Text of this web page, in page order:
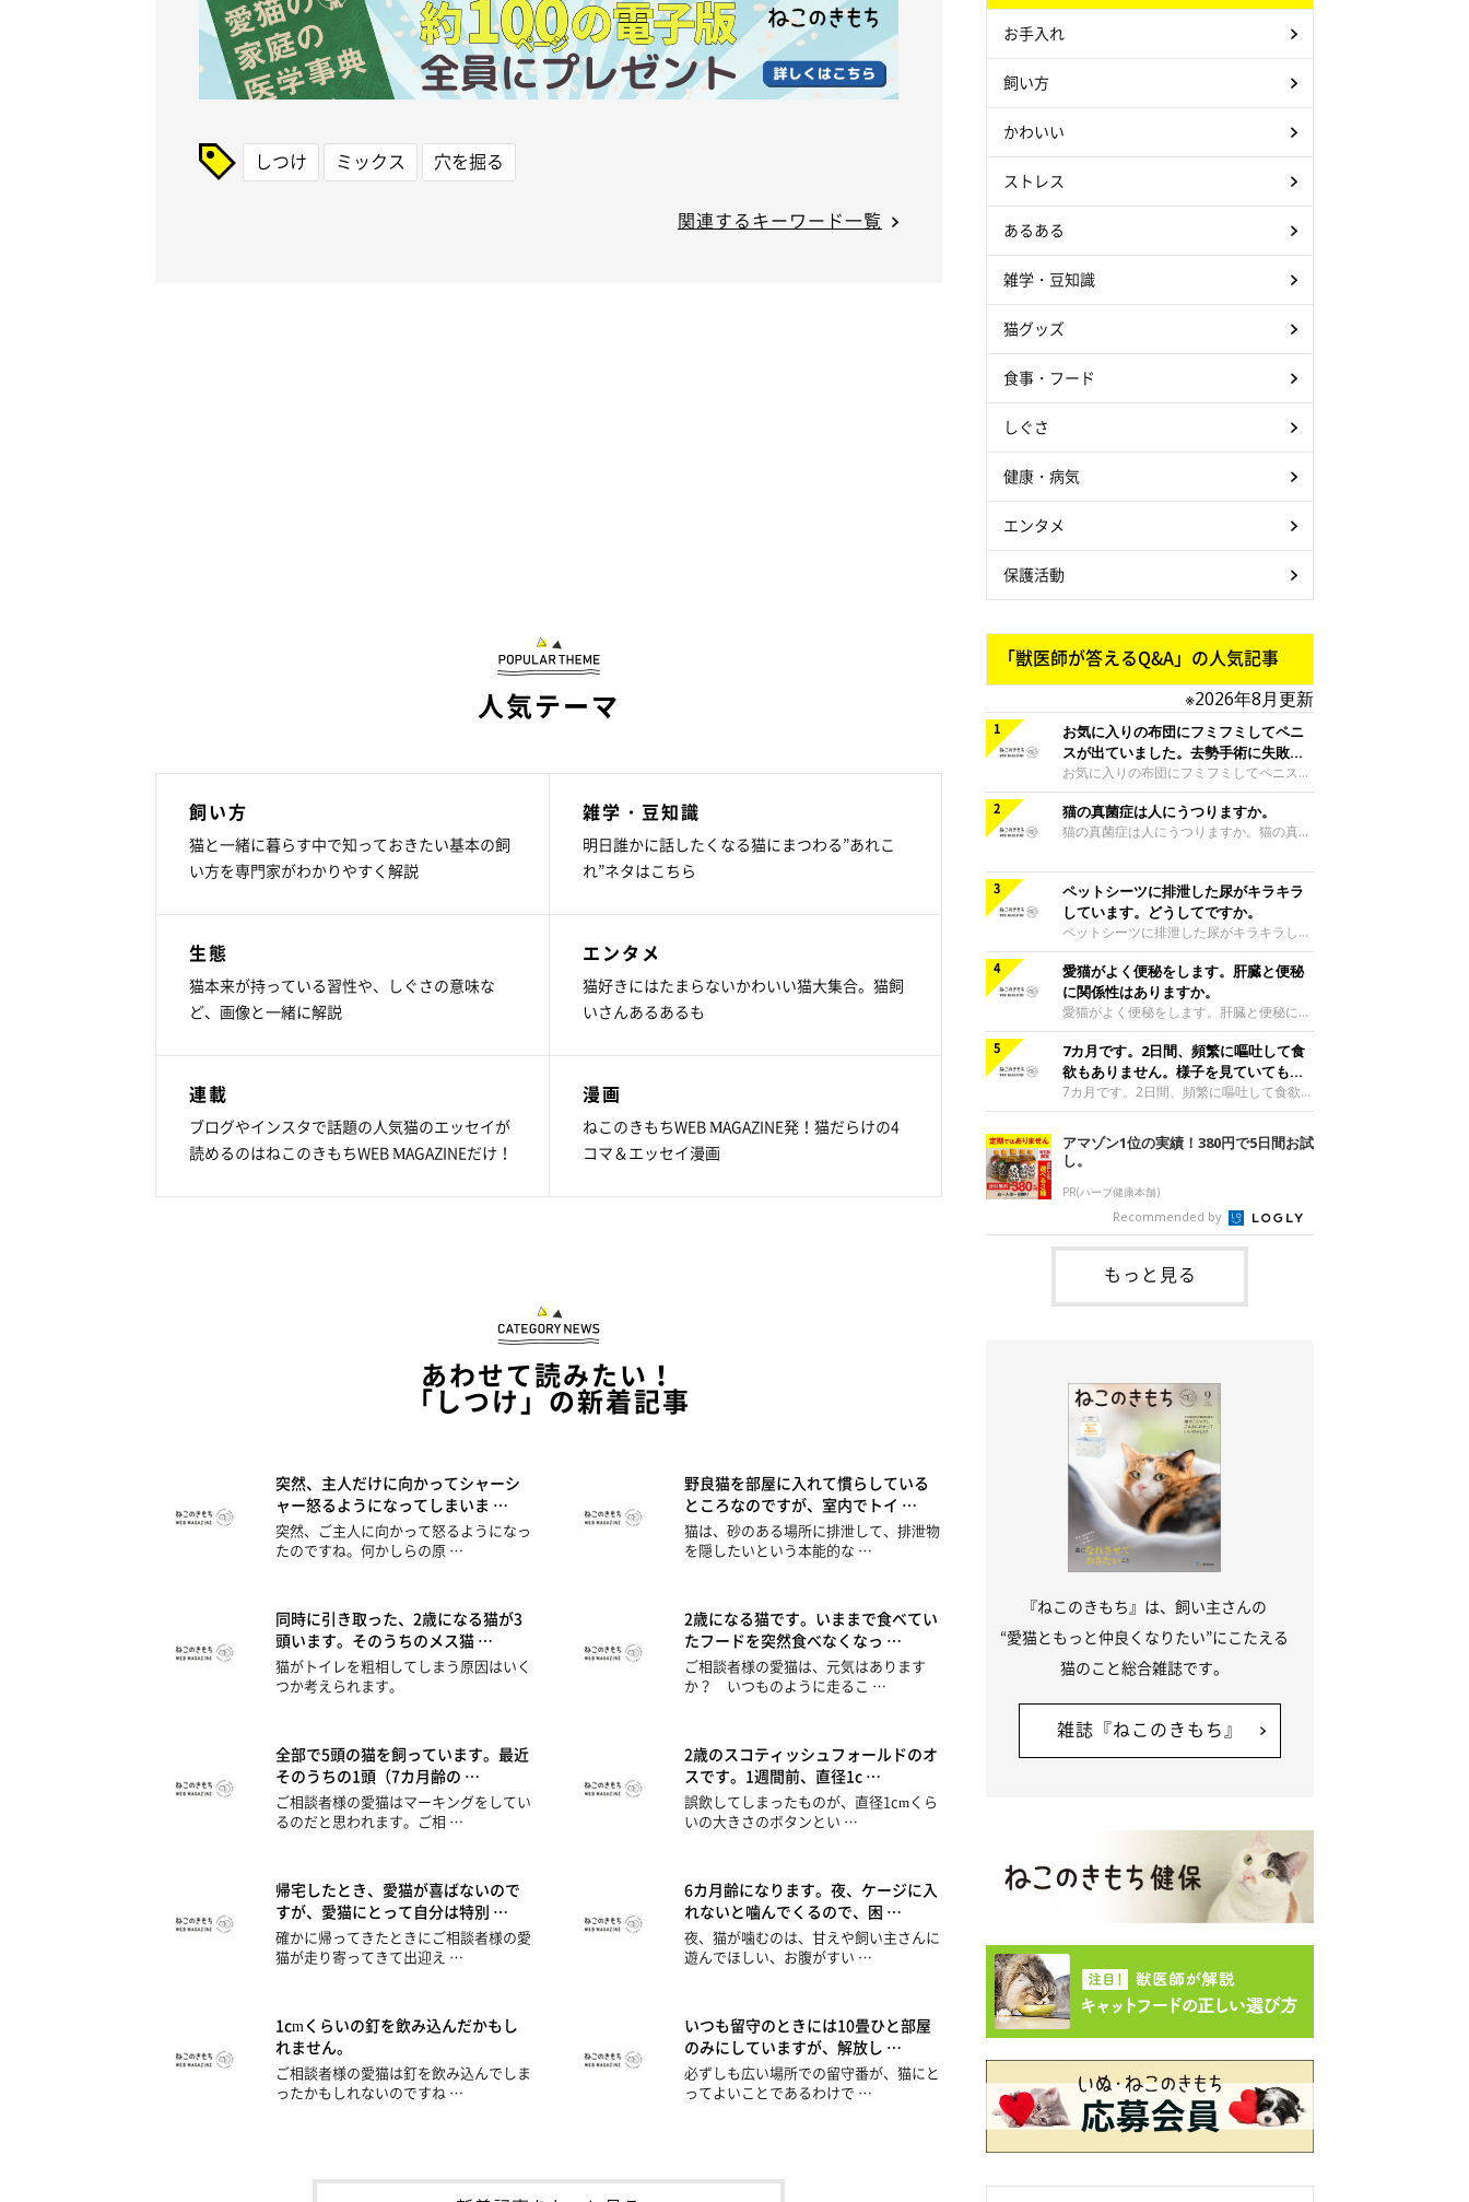
しつけ ミックス 穴を掘る
関連するキーワード一覧
人気テーマ
飼い方
猫と一緒に暮らす中で知っておきたい基本の飼
い方を専門家がわかりやすく解説
雑学・豆知識
明日誰かに話したくなる猫にまつわる”あれこ
れ”ネタはこちら
生態
猫本来が持っている習性や、しぐさの意味な
ど、画像と一緒に解説
エンタメ
猫好きにはたまらないかわいい猫大集合。猫飼
いさんあるあるも
連載
ブログやインスタで話題の人気猫のエッセイが
読めるのはねこのきもちWEB MAGAZINEだけ！
漫画
ねこのきもちWEB MAGAZINE発！猫だらけの4
コマ＆エッセイ漫画
あわせて読みたい！
「しつけ」の新着記事
突然、主人だけに向かってシャーシ
ャー怒るようになってしまいま …
突然、ご主人に向かって怒るようになっ
たのですね。何かしらの原 …
野良猫を部屋に入れて慣らしている
ところなのですが、室内でトイ …
猫は、砂のある場所に排泄して、排泄物
を隠したいという本能的な …
同時に引き取った、2歳になる猫が3
頭います。そのうちのメス猫 …
猫がトイレを粗相してしまう原因はいく
つか考えられます。
2歳になる猫です。いままで食べてい
たフードを突然食べなくなっ …
ご相談者様の愛猫は、元気はあります
か？ いつものように走るこ …
全部で5頭の猫を飼っています。最近
そのうちの1頭（7カ月齢の …
ご相談者様の愛猫はマーキングをしてい
るのだと思われます。ご相 …
2歳のスコティッシュフォールドのオ
スです。1週間前、直径1c …
誤飲してしまったものが、直径1cmくら
いの大きさのボタンとい …
帰宅したとき、愛猫が喜ばないので
すが、愛猫にとって自分は特別 …
確かに帰ってきたときにご相談者様の愛
猫が走り寄ってきて出迎え …
6カ月齢になります。夜、ケージに入
れないと噛んでくるので、困 …
夜、猫が噛むのは、甘えや飼い主さんに
遊んでほしい、お腹がすい …
1cmくらいの釘を飲み込んだかもし
れません。
ご相談者様の愛猫は釘を飲み込んでしま
ったかもしれないのですね …
いつも留守のときには10畳ひと部屋
のみにしていますが、解放し …
必ずしも広い場所での留守番が、猫にと
ってよいことであるわけで …
お手入れ
飼い方
かわいい
ストレス
あるある
雑学・豆知識
猫グッズ
食事・フード
しぐさ
健康・病気
エンタメ
保護活動
「獣医師が答えるQ&A」の人気記事
※2026年8月更新
お気に入りの布団にフミフミしてペニ
スが出ていました。去勢手術に失敗し
たのでしょうか。
お気に入りの布団にフミフミしてペニスが
出ていました。去勢手術に失敗したのでし
ょうか。去勢手術は精巣を除去して精子が
できないようにする手術ですので、ペニス
フミフミするとリラックスしたり気分がよ
くなって、ペニスが出てくることがあるよ
うです。ミックス|Ｃ|1歳3カ月監修／ね
このきもち相談室 担当獣医師
猫の真菌症は人にうつりますか。
猫の真菌症は人にうつりますか。猫の真菌
うさぎ、フェレットなど多くの動物にうつ
る感染症の一つです。猫の場合、子猫に症
状が現れることが多く、治療をしなくても
自然と治ることがあります。成猫に症状が
現われる場合は、皮膚状態が悪化していた
り、他の全身性の病気によって抵抗力が低
下していることが考えられます。猫の症状
は、顔や耳、四肢などに円形に近い形の脱
毛ができ、その周りにフケやかさぶたが見
られます。かゆみの程度はさまざまです
が、一般的に少ないようです。人は、赤く
円で囲まれたよう
ペットシーツに排泄した尿がキラキラ
しています。どうしてですか。
ペットシーツに排泄した尿がキラキラして
います。どうしてですか。おそらく、尿結
石の砂状のものが尿と一緒に出てきたので
はないかと思います。食事の内容や生活習
慣、猫自身の体質などが影響して、尿の中
にマグネシウム、リン、カルシウム分など
のミネラル成分が増えたり、尿のpHバラ
ンスが崩れたりすることで尿結石ができや
すくなります。猫に多い代表的な結石の種
類は、オシッコがアルカリ性に傾くことで
できる「シュウ酸カルシウム」などです。
キラキラする砂がトイレで見つかるほか
に、トイレに行く
愛猫がよく便秘をします。肝臓と便秘
に関係性はありますか。
愛猫がよく便秘をします。肝臓と便秘に関
係性はありますか。肝臓の役割の一つに、
体内の有害な物質の解毒があります。腸で
吸収した栄養分は肝臓へ運ばれます。腸が
身体に悪いものを吸収したとすれば、それ
を無害なものに変えてゆくのが肝臓の役割
です。便秘が続くと、大腸では体に有害な
アンモニアが発生してきます。肝臓が正常
に働いていれば、大腸で発生したアンモニ
アは肝臓で解毒され、体内には残りませ
ん。しかし、常に大量のアンモニアを解毒
し続けていかなければならない状況は、肝
臓に大変な負担をかけます。また、肝臓の
機能が低下してい
7カ月です。2日間、頻繁に嘔吐して食
欲もありません。様子を見ていてもよ
いでしょうか。
7カ月です。2日間、頻繁に嘔吐して食欲も
ありません。様子を見ていてもよいでしょ
うか。猫はよく吐く動物で、吐き方によっ
てはそれほど心配がない場合もあります。
1回吐いただけで後はケロっとしていると
いうような吐き方は、食べ過ぎたときや毛
玉を吐きだしたときなどに見られる場合が
多く、家で様子を見ていてもよいと思いま
す。しかし、ご相談者様の愛猫のように、
頻繁に吐いて食欲がない状態が続いている
場合は病気の可能性があります。また、7
カ月齢は遊びに夢中になって誤食をするこ
アマゾン1位の実績！380円で5日間お試
し。
PR(ハーブ健康本舗)
Recommended by
もっと見る
『ねこのきもち』は、飼い主さんの
“愛猫ともっと仲良くなりたい”にこたえる
猫のこと総合雑誌です。
雑誌『ねこのきもち』